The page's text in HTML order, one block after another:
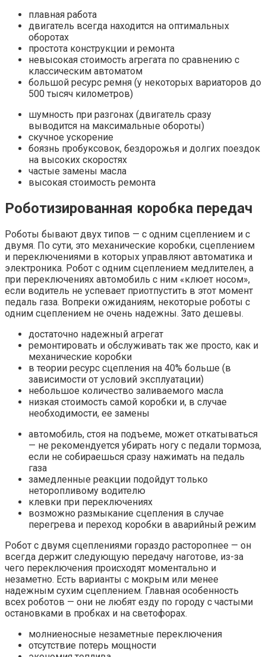
плавная работа
двигатель всегда находится на оптимальных
оборотах
простота конструкции и ремонта
невысокая стоимость агрегата по сравнению с
классическим автоматом
большой ресурс ремня (у некоторых вариаторов до
500 тысяч километров)
шумность при разгонах (двигатель сразу
выводится на максимальные обороты)
скучное ускорение
боязнь пробуксовок, бездорожья и долгих поездок
на высоких скоростях
частые замены масла
высокая стоимость ремонта
Роботизированная коробка передач
Роботы бывают двух типов — с одним сцеплением и с
двумя. По сути, это механические коробки, сцеплением
и переключениями в которых управляют автоматика и
электроника. Робот с одним сцеплением медлителен, а
при переключениях автомобиль с ним «клюет носом»,
если водитель не успевает приотпустить в этот момент
педаль газа. Вопреки ожиданиям, некоторые роботы с
одним сцеплением не очень надежны. Зато дешевы.
достаточно надежный агрегат
ремонтировать и обслуживать так же просто, как и
механические коробки
в теории ресурс сцепления на 40% больше (в
зависимости от условий эксплуатации)
небольшое количество заливаемого масла
низкая стоимость самой коробки и, в случае
необходимости, ее замены
автомобиль, стоя на подъеме, может откатываться
— не рекомендуется убирать ногу с педали тормоза,
если не собираешься сразу нажимать на педаль
газа
замедленные реакции подойдут только
неторопливому водителю
клевки при переключениях
возможно размыкание сцепления в случае
перегрева и переход коробки в аварийный режим
Робот с двумя сцеплениями гораздо расторопнее — он
всегда держит следующую передачу наготове, из-за
чего переключения происходят моментально и
незаметно. Есть варианты с мокрым или менее
надежным сухим сцеплением. Главная особенность
всех роботов — они не любят езду по городу с частыми
остановками в пробках и на светофорах.
молниеносные незаметные переключения
отсутствие потерь мощности